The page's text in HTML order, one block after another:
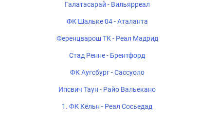
Галатасарай - Вильярреал
ФК Шальке 04 - Аталанта
Ференцварош ТК - Реал Мадрид
Стад Ренне - Брентфорд
ФК Аугсбург - Сассуоло
Ипсвич Таун - Райо Вальекано
1. ФК Кёльн - Реал Сосьедад